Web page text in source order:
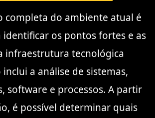
completa do ambiente atual é
identificar os pontos fortes e as
infraestrutura tecnológica
a análise de sistemas,
software e processos. A partir
é possível determinar quais